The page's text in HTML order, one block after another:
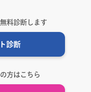
料診断します
診断
方はこちら